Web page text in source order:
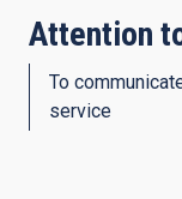
Attention
To
service